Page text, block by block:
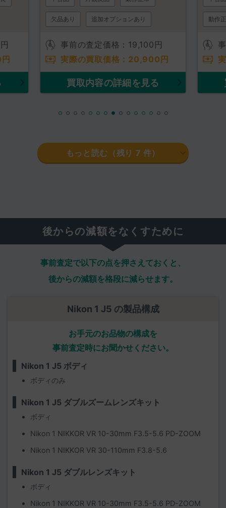
円
円
欠品あり 追加オプションあり
事前の査定価格： 19,100 円
実際の買取価格： 20,900 円
買取内容の詳細を見る
動作
追加
もっと読む（残り 7 件）
後からの減額をなくすために
事前査定で以下の点を押さえておくと、
後からの減額を格段に減らせます。
Nikon 1 J5 の製品構成
お手元のお品物の構成を
事前査定時にお聞かせください。
Nikon 1 J5 ボディ
ボディのみ
Nikon 1 J5 ダブルズームレンズキット
ボディ
Nikon 1 NIKKOR VR 10-30mm F3.5-5.6 PD-ZOOM
Nikon 1 NIKKOR VR 30-110mm F3.8-5.6
Nikon 1 J5 ダブルレンズキット
ボディ
Nikon 1 NIKKOR VR 10-30mm F3.5-5.6 PD-ZOOM